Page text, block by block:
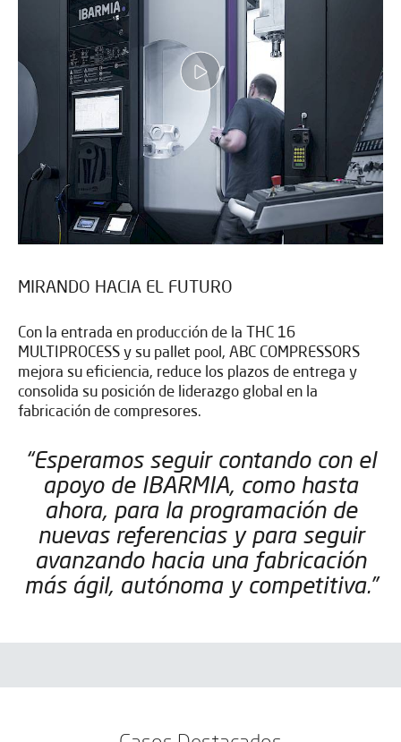
MIRANDO HACIA EL FUTURO
Con la entrada en producción de la THC 16
MULTIPROCESS y su pallet pool, ABC COMPRESSORS
mejora su eficiencia, reduce los plazos de entrega y
consolida su posición de liderazgo global en la
fabricación de compresores.
“Esperamos seguir contando con el
apoyo de IBARMIA, como hasta
ahora, para la programación de
nuevas referencias y para seguir
avanzando hacia una fabricación
más ágil, autónoma y competitiva.”